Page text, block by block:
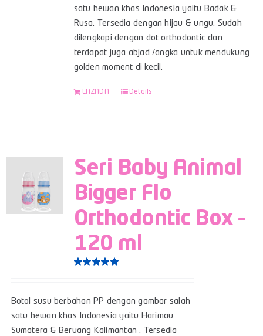
satu hewan khas Indonesia yaitu Badak &
Rusa. Tersedia dengan hijau & ungu. Sudah
dilengkapi dengan dot orthodontic dan
terdapat juga abjad /angka untuk mendukung
golden moment di kecil.
LAZADA Details
Seri Baby Animal
Bigger Flo
Orthodontic Box –
120 ml
Botol susu berbahan PP dengan gambar salah
satu hewan khas Indonesia yaitu Harimau
Sumatera & Beruang Kalimantan . Tersedia